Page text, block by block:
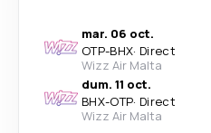
mar. 06 oct.
OTP-BHX· Direct
Wizz Air Malta
dum. 11 oct.
BHX-OTP· Direct
Wizz Air Malta